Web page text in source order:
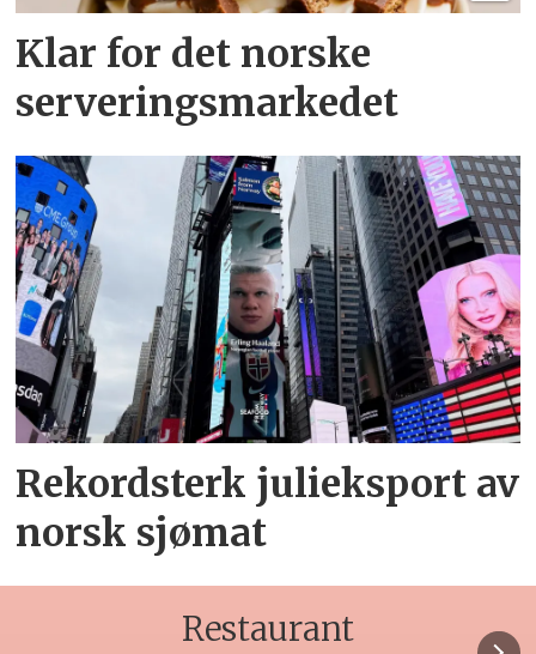
Klar for det norske
serveringsmarkedet
Rekordsterk julieksport av
norsk sjømat
Restaurant